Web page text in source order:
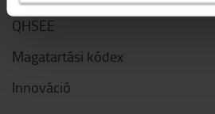
QHSEE
Magatartási kódex
Innováció